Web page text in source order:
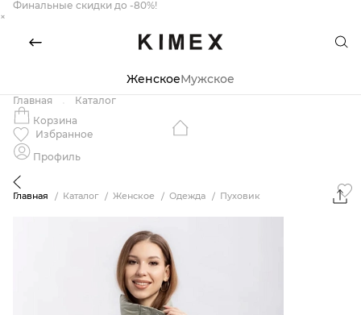
Финальные скидки до -80%!
×
ЖенскоеМужское
Главная
Каталог
Корзина
Избранное
Профиль
Главная Каталог Женское Одежда Пуховик